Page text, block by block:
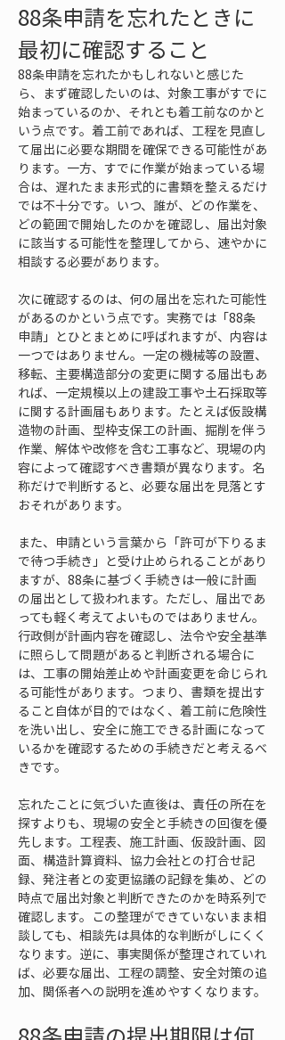
88条申請を忘れたときに
最初に確認すること
88条申請を忘れたかもしれないと感じた
ら、まず確認したいのは、対象工事がすでに
始まっているのか、それとも着工前なのかと
いう点です。着工前であれば、工程を見直し
て届出に必要な期間を確保できる可能性があ
ります。一方、すでに作業が始まっている場
合は、遅れたまま形式的に書類を整えるだけ
では不十分です。いつ、誰が、どの作業を、
どの範囲で開始したのかを確認し、届出対象
に該当する可能性を整理してから、速やかに
相談する必要があります。
次に確認するのは、何の届出を忘れた可能性
があるのかという点です。実務では「88条
申請」とひとまとめに呼ばれますが、内容は
一つではありません。一定の機械等の設置、
移転、主要構造部分の変更に関する届出もあ
れば、一定規模以上の建設工事や土石採取等
に関する計画届もあります。たとえば仮設構
造物の計画、型枠支保工の計画、掘削を伴う
作業、解体や改修を含む工事など、現場の内
容によって確認すべき書類が異なります。名
称だけで判断すると、必要な届出を見落とす
おそれがあります。
また、申請という言葉から「許可が下りるま
で待つ手続き」と受け止められることがあり
ますが、88条に基づく手続きは一般に計画
の届出として扱われます。ただし、届出であ
っても軽く考えてよいものではありません。
行政側が計画内容を確認し、法令や安全基準
に照らして問題があると判断される場合に
は、工事の開始差止めや計画変更を命じられ
る可能性があります。つまり、書類を提出す
ること自体が目的ではなく、着工前に危険性
を洗い出し、安全に施工できる計画になって
いるかを確認するための手続きだと考えるべ
きです。
忘れたことに気づいた直後は、責任の所在を
探すよりも、現場の安全と手続きの回復を優
先します。工程表、施工計画、仮設計画、図
面、構造計算資料、協力会社との打合せ記
録、発注者との変更協議の記録を集め、どの
時点で届出対象と判断できたのかを時系列で
確認します。この整理ができていないまま相
談しても、相談先は具体的な判断がしにくく
なります。逆に、事実関係が整理されていれ
ば、必要な届出、工程の調整、安全対策の追
加、関係者への説明を進めやすくなります。